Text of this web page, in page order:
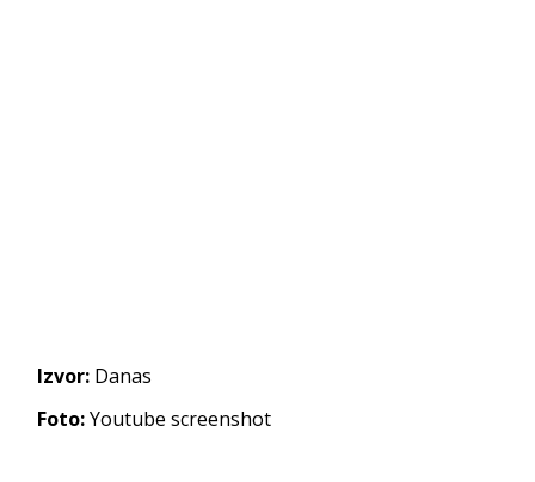
Izvor: Danas
Foto:Youtube screenshot